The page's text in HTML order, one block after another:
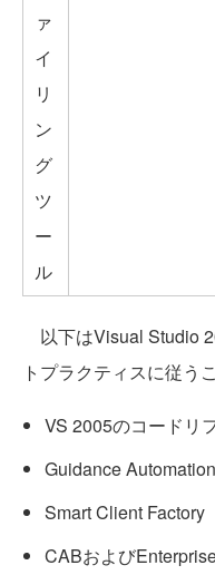
ァ
イ
リ
ン
グ
ツ
ー
ル
以下はVisual Studio
トプラクティスに従う
VS 2005のコードリ
Guidance
Smart Client Factory
CABおよび